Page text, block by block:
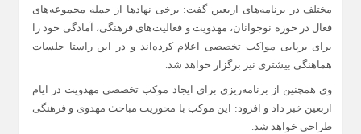
مختلف در برنامه‌های اربعین گفت: برخی نهادها از جمله مجموعه‌های
فعال در حوزه نوجوانان، مهدویت و فعالیت‌های فرهنگی، آمادگی خود را
برای برپایی مواکب تخصصی اعلام کرده‌اند و در این راستا جلسات
هماهنگی بیشتری نیز برگزار خواهد شد.
وی همچنین از برنامه‌ریزی برای ایجاد موکب تخصصی مهدویت در ایام
اربعین خبر داد و افزود: این موکب با محوریت مباحث مهدوی و فرهنگی
طراحی خواهد شد.